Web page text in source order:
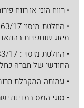
• רווח הוני או רווח
מיזוג שותפויות בהתאם לחלק ה-2
החודשי של חברה
• עמותה המקבלת
• סוגי המס במדינת